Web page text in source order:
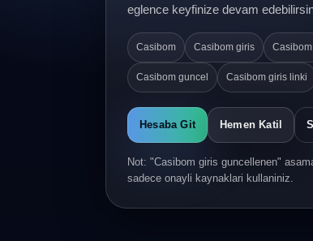
eglence keyfinize devam
Casibom Casibom giris
Casibom guncel Casibom giris linki
Hesaba Git Hemen Katil
Not: "Casibom giris guncellenen"
sadece onayli kaynaklari kullaniniz.